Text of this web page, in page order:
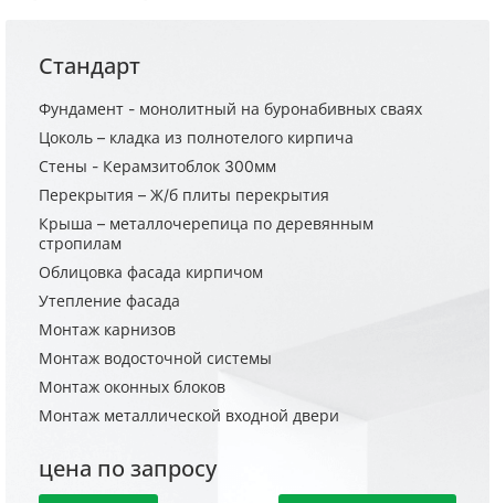
Стандарт
Фундамент - монолитный на буронабивных сваях
Цоколь – кладка из полнотелого кирпича
Стены - Керамзитоблок 300мм
Перекрытия – Ж/б плиты перекрытия
Крыша – металлочерепица по деревянным
стропилам
Облицовка фасада кирпичом
Утепление фасада
Монтаж карнизов
Монтаж водосточной системы
Монтаж оконных блоков
Монтаж металлической входной двери
цена по запросу